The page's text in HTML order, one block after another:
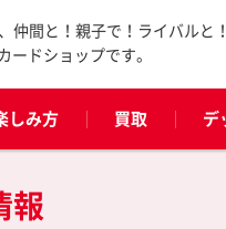
仲間と！親子で！ライバルと！
ドショップです。
しみ方 買取 デ
報